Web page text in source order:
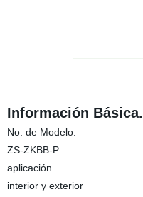
Información Básica.
No. de Modelo.
ZS-ZKBB-P
aplicación
interior y exterior